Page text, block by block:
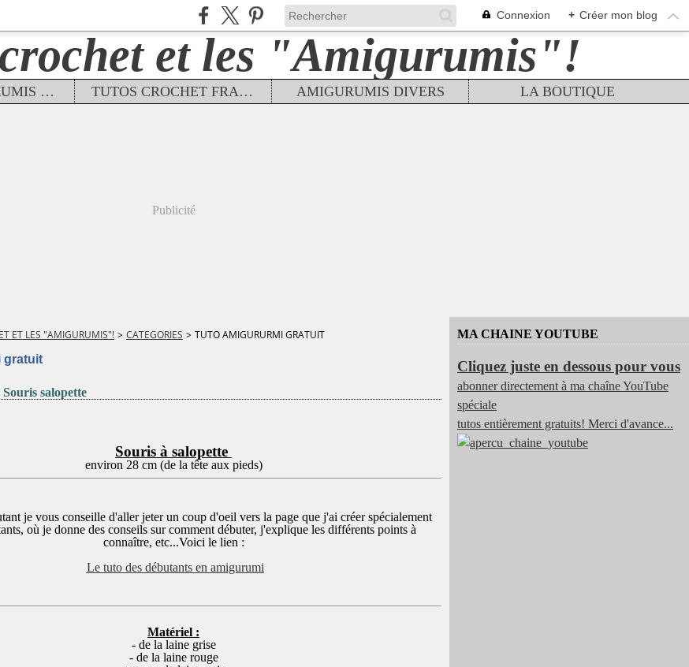
Connexion + Créer mon blog
TUTOS AMIGURUMIS FRANÇAIS TUTOS CROCHET FRANÇAIS AMIGURUMIS DIVERS LA BOUTIQUE
Publicité
ET LES "AMIGURUMIS"! > CATEGORIES > TUTO AMIGURURMI GRATUIT
gratuit
salopette
Souris à salopette
environ 28 cm (de la tête aux pieds)
je vous conseille d'aller jeter un coup d'oeil vers la page que j'ai créer spécialement
où je donne des conseils sur comment débuter, j'explique les différents points à
connaître, etc...Voici le lien :
Le tuto des débutants en amigurumi
Matériel :
- de la laine grise
- de la laine rouge
MA CHAINE YOUTUBE
Cliquez juste en dessous pour vous
abonner directement à ma chaîne YouTube
spéciale
tutos entièrement gratuits! Merci d'avance...